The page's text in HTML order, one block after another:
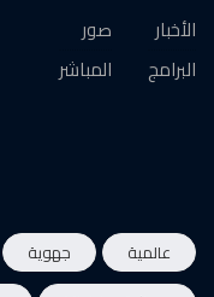
الأخبار
البرامج
صور
المباشر
عالمية جهوية